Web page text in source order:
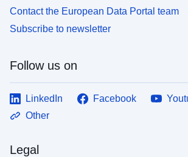
Contact the European Data Portal team
Subscribe to newsletter
Follow us on
LinkedIn Facebook
Other
Legal